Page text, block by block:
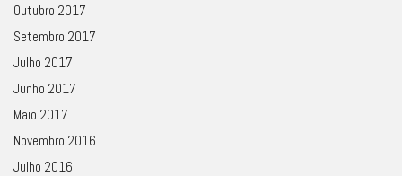
Outubro 2017
Setembro 2017
Julho 2017
Junho 2017
Maio 2017
Novembro 2016
Julho 2016